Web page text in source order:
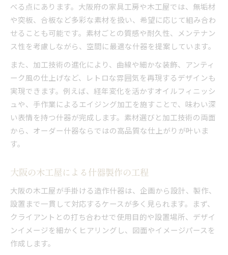
べる点にあります。大阪府の家具工房や木工屋では、無垢材
や突板、合板など多彩な素材を扱い、希望に応じて組み合わ
せることも可能です。素材ごとの質感や耐久性、メンテナン
ス性を考慮しながら、空間に最適な什器を提案しています。
また、加工技術の進化により、曲線や細かな装飾、アンティ
ーク風の仕上げなど、レトロな雰囲気を再現するデザインも
実現できます。例えば、経年変化を活かすオイルフィニッシ
ュや、手作業によるエイジング加工を施すことで、味わい深
い表情を持つ什器が完成します。素材選びと加工技術の両面
から、オーダー什器ならではの高品質な仕上がりが叶いま
す。
大阪の木工屋による什器製作の工程
大阪の木工屋が手掛ける造作什器は、企画から設計、製作、
設置まで一貫して対応するケースが多く見られます。まず、
クライアントとの打ち合わせで使用目的や設置場所、デザイ
ンイメージを細かくヒアリングし、図面やイメージパースを
作成します。